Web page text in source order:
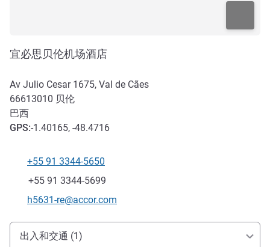
宜必思贝伦机场酒店
Av Julio Cesar 1675, Val de Cães
66613010 贝伦
巴西
GPS:-1.40165, -48.4716
电话
+55 91 3344-5650
传真
+55 91 3344-5699
联系电子邮件
h5631-re@accor.com
抵达和交通
出入和交通 (1)